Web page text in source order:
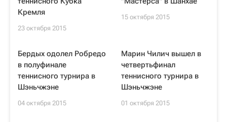
Кремля
23 октября 2015
15 октября 2015
Бердых одолел Робредо
в полуфинале
теннисного турнира в
Шэньчжэне
04 октября 2015
Марин Чилич вышел в
четвертьфинал
теннисного турнира в
Шэньчжэне
01 октября 2015